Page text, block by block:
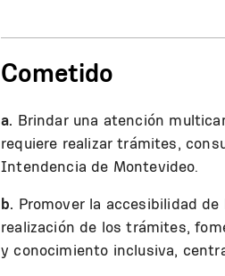
Cometido
a. Brindar una atención
requiere realizar trámites,
Intendencia de Montevideo.
b. Promover la accesibilidad
realización de los trámites,
y conocimiento inclusiva,